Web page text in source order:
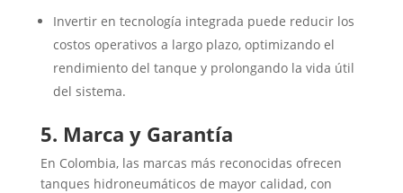
Invertir en tecnología integrada puede reducir los
costos operativos a largo plazo, optimizando el
rendimiento del tanque y prolongando la vida útil
del sistema.
5. Marca y Garantía
En Colombia, las marcas más reconocidas ofrecen
tanques hidroneumáticos de mayor calidad, con